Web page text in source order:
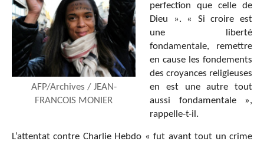
AFP/Archives / JEAN-
FRANCOIS MONIER
perfection que celle de
Dieu ». « Si croire est
une liberté
fondamentale, remettre
en cause les fondements
des croyances religieuses
en est une autre tout
aussi fondamentale »,
rappelle-t-il.
L’attentat contre Charlie Hebdo « fut avant tout un crime